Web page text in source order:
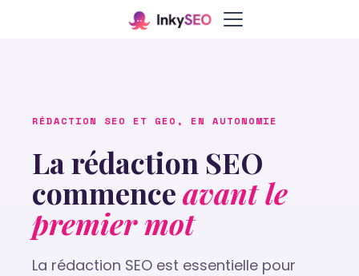
RÉDACTION SEO ET GEO, EN AUTONOMIE
La rédaction SEO
commenceavant le
premier mot
La rédaction SEO est essentielle pour